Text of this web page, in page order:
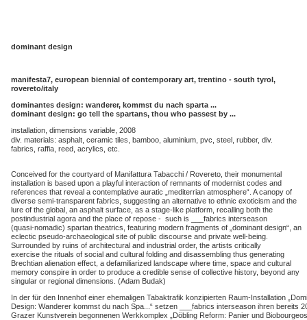
dominant design
manifesta7, european biennial of contemporary art, trentino - south tyrol,
rovereto/italy
dominantes design: wanderer, kommst du nach sparta ...
dominant design: go tell the spartans, thou who passest by ...
installation, dimensions variable, 2008
div. materials: asphalt, ceramic tiles, bamboo, aluminium, pvc, steel, rubber, div.
fabrics, raffia, reed, acrylics, etc.
Conceived for the courtyard of Manifattura Tabacchi / Rovereto, their monumental
installation is based upon a playful interaction of remnants of modernist codes and
references that reveal a contemplative auratic „mediterrian atmosphere“. A canopy of
diverse semi-transparent fabrics, suggesting an alternative to ethnic exoticism and the
lure of the global, an asphalt surface, as a stage-like platform, recalling both the
postindustrial agora and the place of repose - such is ___fabrics interseason
(quasi-nomadic) spartan theatrics, featuring modern fragments of „dominant design“, an
eclectic pseudo-archaeological site of public discourse and private well-being.
Surrounded by ruins of architectural and industrial order, the artists critically
exercise the rituals of social and cultural folding and disassembling thus generating
Brechtian alienation effect, a defamiliarized landscape where time, space and cultural
memory conspire in order to produce a credible sense of collective history, beyond any
singular or regional dimensions. (Adam Budak)
In der für den Innenhof einer ehemaligen Tabaktrafik konzipierten Raum-Installation
Design: Wanderer kommst du nach Spa...“ setzen ___fabrics interseason ihren bereits
Grazer Kunstverein begonnenen Werkkomplex „Döbling Reform: Panier und